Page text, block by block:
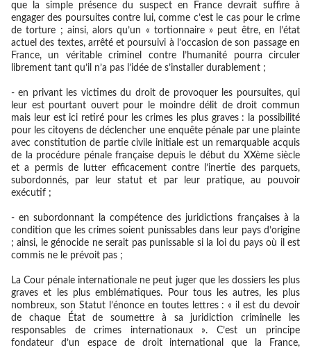
que la simple présence du suspect en France devrait suffire à
engager des poursuites contre lui, comme c’est le cas pour le crime
de torture ; ainsi, alors qu’un « tortionnaire » peut être, en l’état
actuel des textes, arrêté et poursuivi à l’occasion de son passage en
France, un véritable criminel contre l’humanité pourra circuler
librement tant qu’il n’a pas l’idée de s’installer durablement ;
- en privant les victimes du droit de provoquer les poursuites, qui
leur est pourtant ouvert pour le moindre délit de droit commun
mais leur est ici retiré pour les crimes les plus graves : la possibilité
pour les citoyens de déclencher une enquête pénale par une plainte
avec constitution de partie civile initiale est un remarquable acquis
de la procédure pénale française depuis le début du XXème siècle
et a permis de lutter efficacement contre l’inertie des parquets,
subordonnés, par leur statut et par leur pratique, au pouvoir
exécutif ;
- en subordonnant la compétence des juridictions françaises à la
condition que les crimes soient punissables dans leur pays d’origine
; ainsi, le génocide ne serait pas punissable si la loi du pays où il est
commis ne le prévoit pas ;
La Cour pénale internationale ne peut juger que les dossiers les plus
graves et les plus emblématiques. Pour tous les autres, les plus
nombreux, son Statut l’énonce en toutes lettres : « il est du devoir
de chaque État de soumettre à sa juridiction criminelle les
responsables de crimes internationaux ». C’est un principe
fondateur d’un espace de droit international que la France,